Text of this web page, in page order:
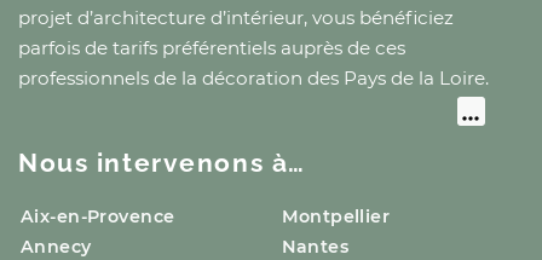
projet d’architecture d’intérieur, vous bénéficiez
parfois de tarifs préférentiels auprès de ces
professionnels de la décoration des Pays de la Loire.
Nous intervenons à…
Aix-en-Provence
Annecy
Montpellier
Nantes